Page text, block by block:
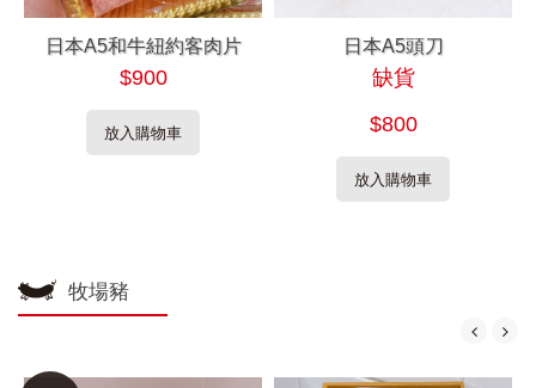
日本A5和牛紐約客肉片
$900
放入購物車
日本A5頭刀
缺貨
$800
放入購物車
牧場豬